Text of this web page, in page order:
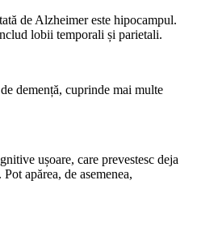
de Alzheimer este hipocampul.
lobii temporali și parietali.
demență, cuprinde mai multe
ușoare, care prevestesc deja
apărea, de asemenea,